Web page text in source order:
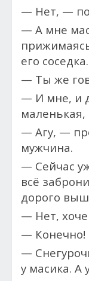
— Нет, —
— А мне
его соседка.
— Ты же
— И мне, и
— Агу, —
мужчина.
— Сейчас
всё
дорого
— Нет,
— Конечно!
—
у масика. А